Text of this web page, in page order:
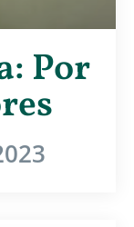
Por